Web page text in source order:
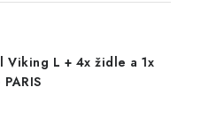
Viking L + 4x židle a 1x